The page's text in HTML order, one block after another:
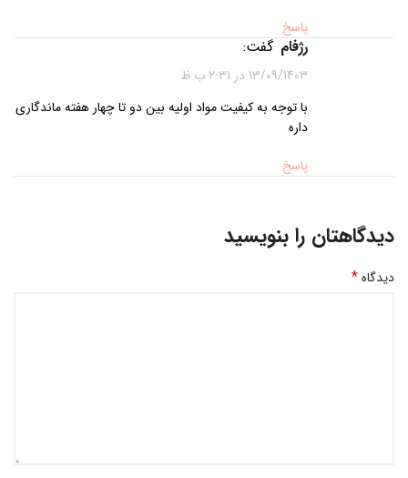
پاسخ
رژفام گفت:
13/09/1403 در 2:31 ب.ظ
با توجه به کیفیت مواد اولیه بین دو تا چهار هفته ماندگاری
داره
پاسخ
دیدگاهتان را بنویسید
دیدگاه*